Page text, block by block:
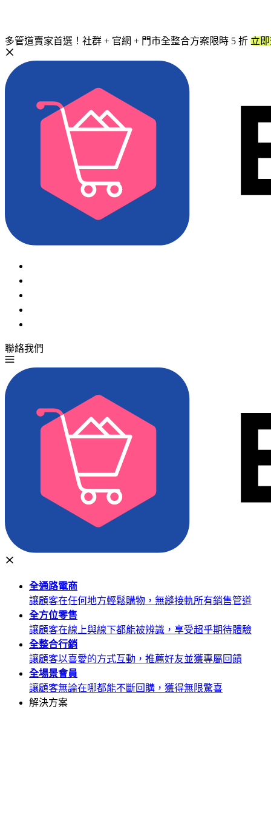
多管道賣家首選！社群 + 官網 + 門市全整合方案限時 5 折 立
聯絡我們
全通路電商
讓顧客在任何地方輕鬆購物，無縫接軌所有銷售管道
全方位零售
讓顧客在線上與線下都能被辨識，享受超乎期待體驗
全整合行銷
讓顧客以喜愛的方式互動，推薦好友並獲專屬回饋
全場景會員
讓顧客無論在哪都能不斷回購，獲得無限驚喜
解決方案